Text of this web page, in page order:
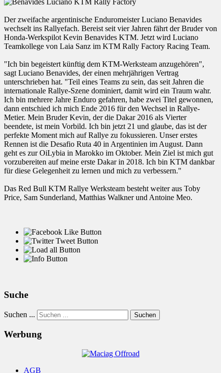
Der zweifache argentinische Enduromeister Luciano Benavides
wechselt ins Rallyefach. Bereist seit vier Jahren fährt der Bruder von
Honda-Werkspilot Kevin Benavides KTM. Jetzt wird Luciano
Teamkollege von Laia Sanz im KTM Rally Factory Racing Team.
"Ich bin begeistert künftig dem KTM-Werksteam anzugehören",
sagt Luciano Benavides, der einen mehrjährigen Vertrag
unterschrieben hat. "Teil eines Teams zu sein, das seit Jahren die
internationale Rallye-Szene dominiert, damit wird ein Traum wahr.
Ich bin mehrere Jahre Enduro gefahren, habe zwei Titel gewonnen,
dann entschied ich mich Ende 2016 für den Wechsel in Rallye-
Metier. Mein Bruder Kevin, der die Dakar 2016 als Vierter
beendete, ist mein Vorbild. Ich bin jetzt 21 und glaube, das ist der
perfekte Moment mich auf Rallye zu fokussieren. Unser erstes
Rennen ist die Desafio Ruta 40 in Argentinien im August. Dann
geht es zur OiLybia in Marokko im Oktober. Mein Ziel ist mich gut
vorzubereiten auf meine erste Dakar in 2018. Ich bin KTM dankbar
für diese Gelegenheit zu lernen und mich zu verbessern."
Das Red Bull KTM Rallye Werksteam besteht weiter aus Toby
Price, Sam Sunderland, Matthias Walkner und Antoine Meo.
Suche
Suchen ... Suchen
Werbung
AGB